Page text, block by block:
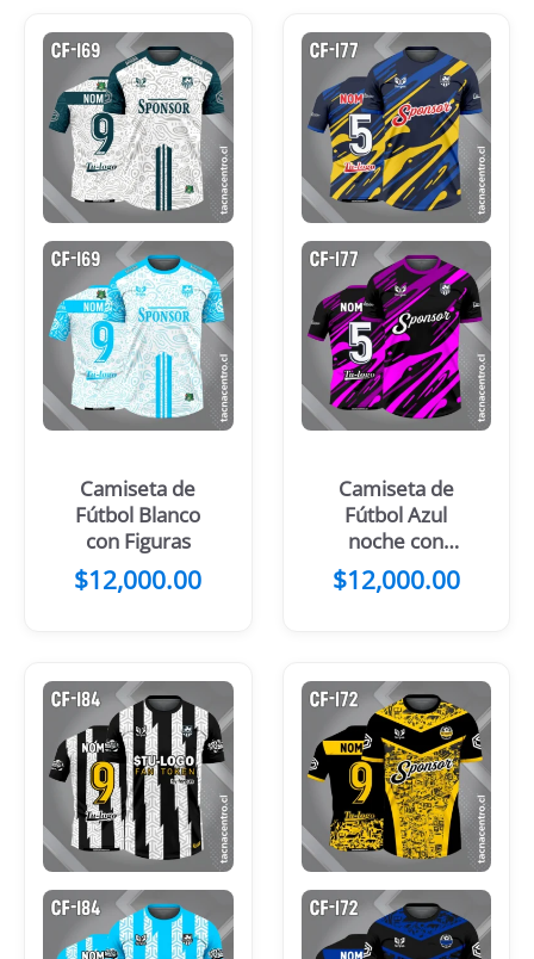
Camiseta de
Fútbol Blanco
con Figuras
$12,000.00
Camiseta de
Fútbol Azul
noche con
Manchas
Amarillas y
$12,000.00